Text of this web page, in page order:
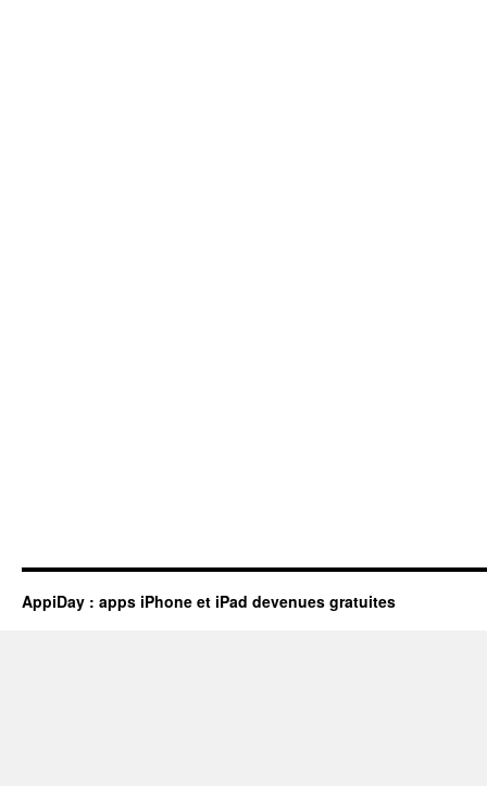
AppiDay : apps iPhone et iPad devenues gratuites